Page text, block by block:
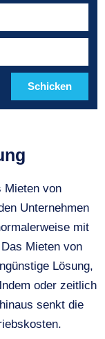
Schicken
Mieten von
Unternehmen
mit
Mieten von
Lösung,
oder zeitlich
senkt die